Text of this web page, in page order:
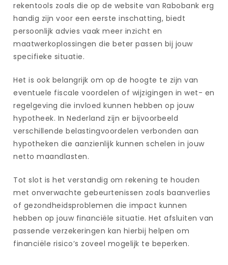
rekentools zoals die op de website van Rabobank erg
handig zijn voor een eerste inschatting, biedt
persoonlijk advies vaak meer inzicht en
maatwerkoplossingen die beter passen bij jouw
specifieke situatie.
Het is ook belangrijk om op de hoogte te zijn van
eventuele fiscale voordelen of wijzigingen in wet- en
regelgeving die invloed kunnen hebben op jouw
hypotheek. In Nederland zijn er bijvoorbeeld
verschillende belastingvoordelen verbonden aan
hypotheken die aanzienlijk kunnen schelen in jouw
netto maandlasten.
Tot slot is het verstandig om rekening te houden
met onverwachte gebeurtenissen zoals baanverlies
of gezondheidsproblemen die impact kunnen
hebben op jouw financiële situatie. Het afsluiten van
passende verzekeringen kan hierbij helpen om
financiële risico’s zoveel mogelijk te beperken.